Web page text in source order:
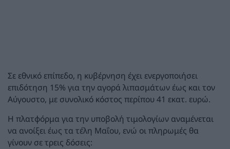
Σε εθνικό επίπεδο, η κυβέρνηση έχει ενεργοποιήσει
επιδότηση 15% για την αγορά λιπασμάτων έως και τον
Αύγουστο, με συνολικό κόστος περίπου 41 εκατ. ευρώ.
Η πλατφόρμα για την υποβολή τιμολογίων αναμένεται
να ανοίξει έως τα τέλη Μαΐου, ενώ οι πληρωμές θα
γίνουν σε τρεις δόσεις: